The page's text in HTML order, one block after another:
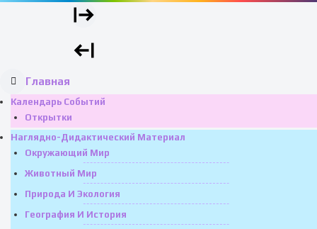
Главная
Календарь Событий
Открытки
Наглядно-Дидактический Материал
Окружающий Мир
Животный Мир
Природа И Экология
География И История